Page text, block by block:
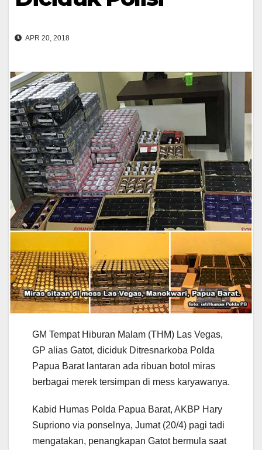
APR 20, 2018
GM Tempat Hiburan Malam (THM) Las Vegas,
GP alias Gatot, diciduk Ditresnarkoba Polda
Papua Barat lantaran ada ribuan botol miras
berbagai merek tersimpan di mess karyawanya.
Kabid Humas Polda Papua Barat, AKBP Hary
Supriono via ponselnya, Jumat (20/4) pagi tadi
mengatakan, penangkapan Gatot bermula saat